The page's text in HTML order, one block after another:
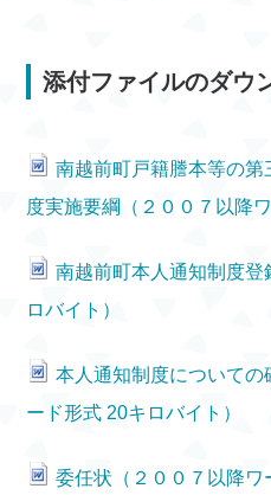
添付ファイルのダウ
南越前町戸籍謄本等の第
度実施要綱（２００７以降
南越前町本人通知制度登
ロバイト）
本人通知制度について
ード形式 20キロバイト）
委任状（２００７以降ワ